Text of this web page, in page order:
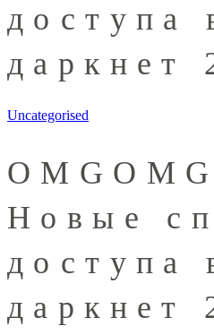
доступа
даркнет
Uncategorised
Новые
доступа
даркнет